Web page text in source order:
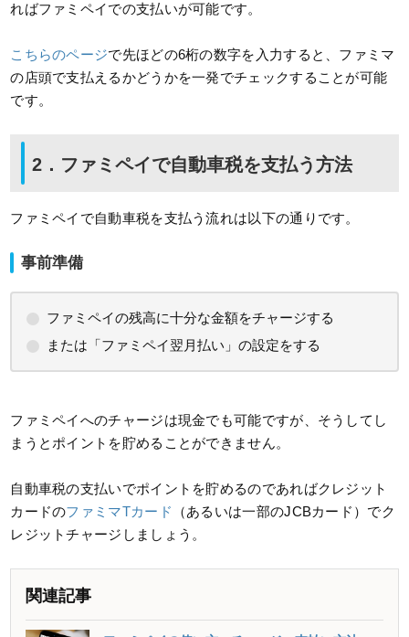
ればファミペイでの支払いが可能です。
こちらのページで先ほどの6桁の数字を入力すると、ファミマ
の店頭で支払えるかどうかを一発でチェックすることが可能
です。
2．ファミペイで自動車税を支払う方法
ファミペイで自動車税を支払う流れは以下の通りです。
事前準備
ファミペイの残高に十分な金額をチャージする
または「ファミペイ翌月払い」の設定をする
ファミペイへのチャージは現金でも可能ですが、そうしてし
まうとポイントを貯めることができません。
自動車税の支払いでポイントを貯めるのであればクレジット
カードのファミマTカード
（あるいは一部のJCBカード）でク
レジットチャージしましょう。
関連記事